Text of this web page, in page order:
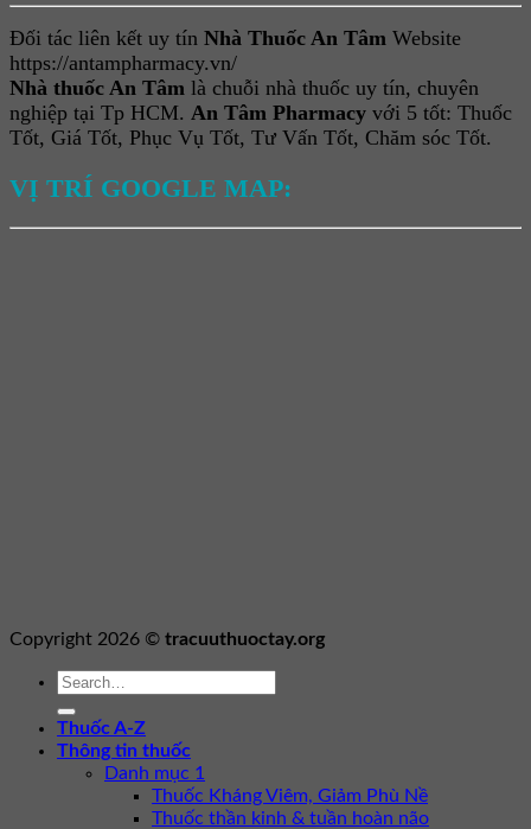
Đối tác liên kết uy tín Nhà Thuốc An Tâm Website
https://antampharmacy.vn/
Nhà thuốc An Tâm là chuỗi nhà thuốc uy tín, chuyên
nghiệp tại Tp HCM. An Tâm Pharmacy với 5 tốt: Thuốc
Tốt, Giá Tốt, Phục Vụ Tốt, Tư Vấn Tốt, Chăm sóc Tốt.
VỊ TRÍ GOOGLE MAP:
Copyright 2026 © tracuuthuoctay.org
Thuốc A-Z
Thông tin thuốc
Danh mục 1
Thuốc Kháng Viêm, Giảm Phù Nề
Thuốc thần kinh & tuần hoàn não